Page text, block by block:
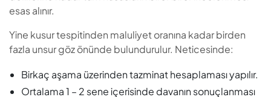
Kısacası tazminat davalarından birkaç ay içerisinde
sonuç almanız mümkün olmaz. Aksine davada ki
aşamalara göre birkaç sene sürmesi kaçınılmaz
miktarları değerlendirmeye alınabilir. Neticesinde kusur
oranı yüksek olan tarafın bu miktarları ibraz etmesi adına